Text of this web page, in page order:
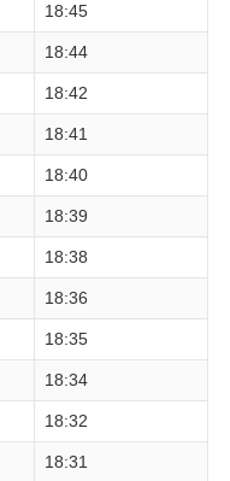
18:45
18:44
18:42
18:41
18:40
18:39
18:38
18:36
18:35
18:34
18:32
18:31